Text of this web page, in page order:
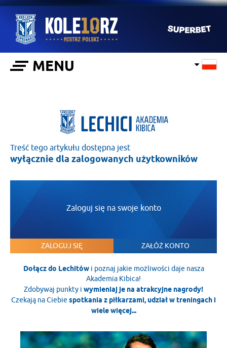
MENU
Treść tego artykułu dostępna jest
wyłącznie dla zalogowanych użytkowników
Zaloguj się na swoje konto
ZALOGUJ SIĘ ZAŁÓŻ KONTO
Dołącz do Lechitówi poznaj jakie możliwości daje nasza
Akademia Kibica!
Zdobywaj punkty i wymieniaj je na atrakcyjne nagrody!
Czekają na Ciebie spotkania z piłkarzami, udział w treningach i
wiele więcej...